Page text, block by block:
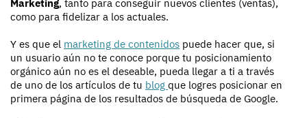
Marketing, tanto para conseguir nuevos clientes (ventas),
como para fidelizar a los actuales.
Y es que el marketing de contenidos puede hacer que, si
un usuario aún no te conoce porque tu posicionamiento
orgánico aún no es el deseable, pueda llegar a ti a través
de uno de los artículos de tu blog que logres posicionar en
primera página de los resultados de búsqueda de Google.